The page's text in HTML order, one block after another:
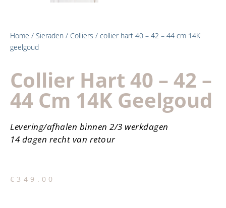
Home / Sieraden / Colliers / collier hart 40 – 42 – 44 cm 14K
geelgoud
Collier Hart 40 – 42 –
44 Cm 14K Geelgoud
Levering/afhalen binnen 2/3 werkdagen
14 dagen recht van retour
€ 349.00